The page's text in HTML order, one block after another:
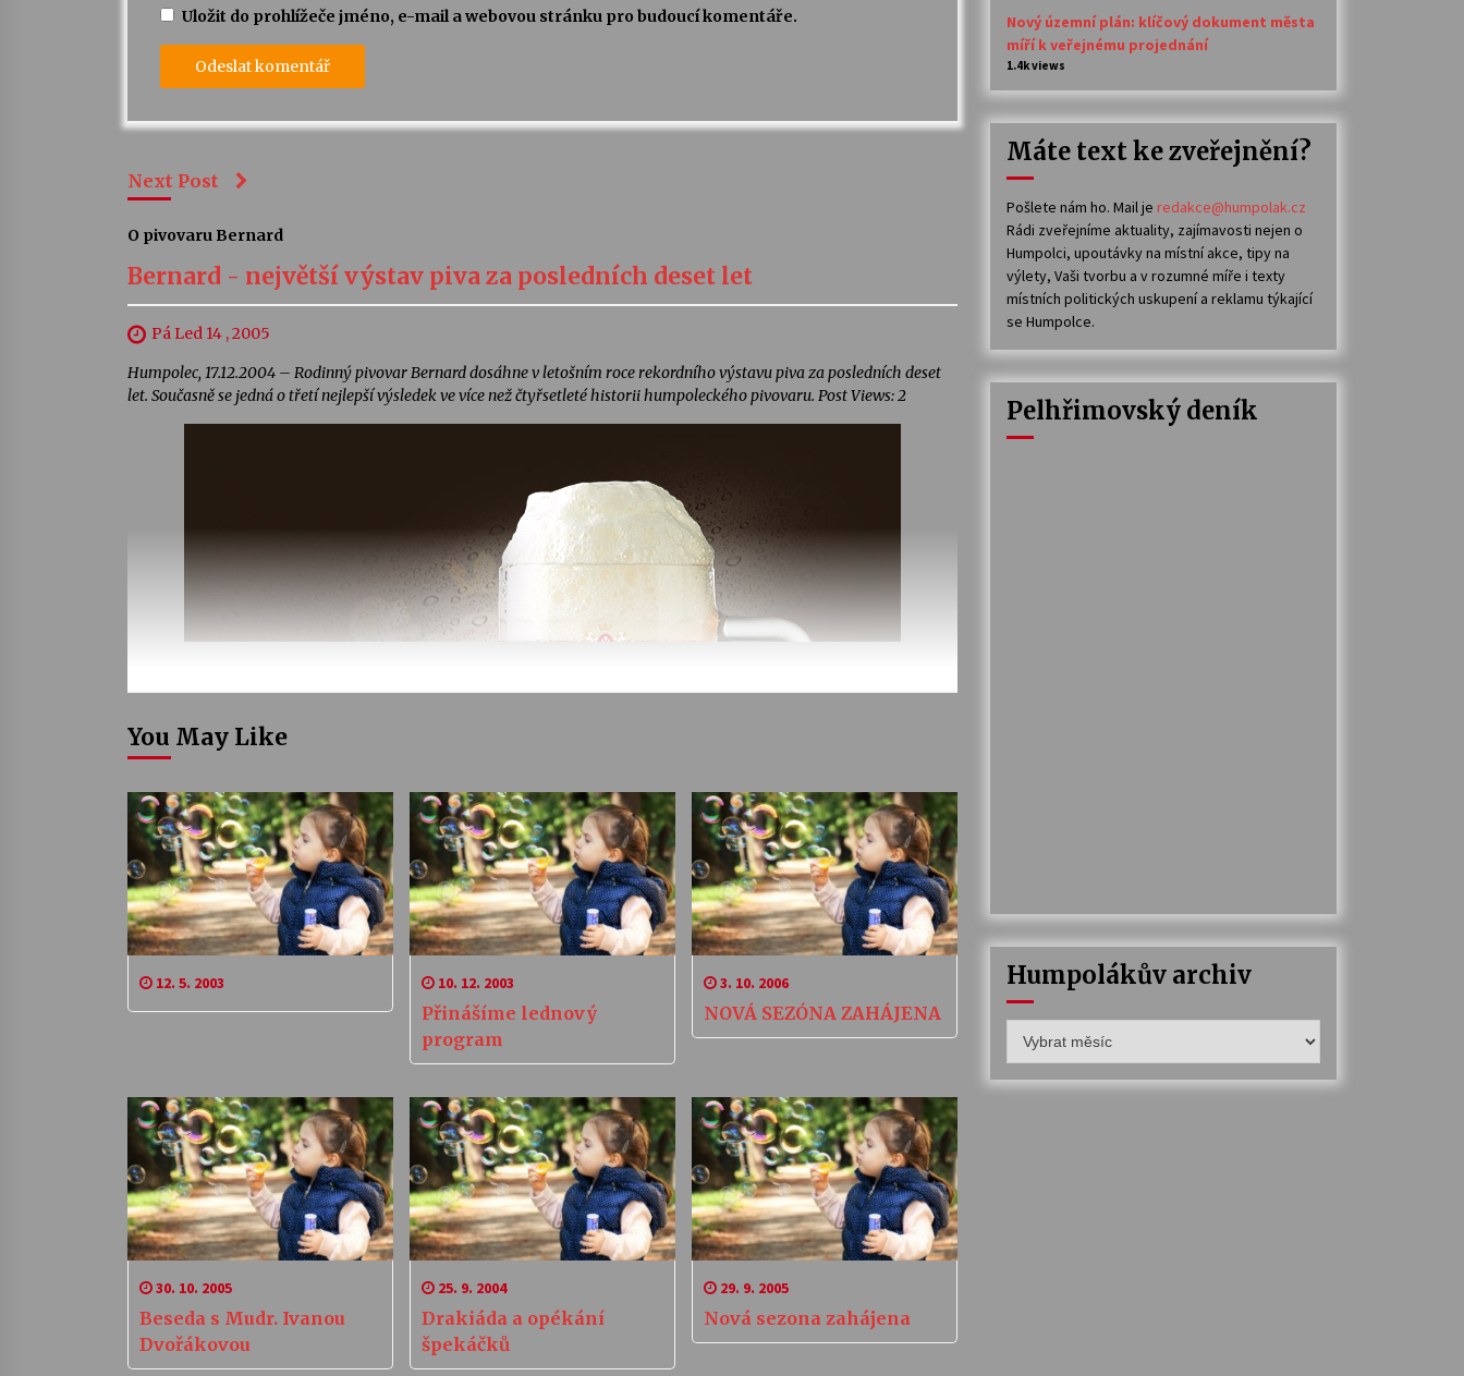
Uložit do prohlížeče jméno, e-mail a webovou stránku pro budoucí komentáře.
Next Post
O pivovaru Bernard
Bernard - největší výstav piva za posledních deset let
Pá Led 14 , 2005
Humpolec, 17.12.2004 – Rodinný pivovar Bernard dosáhne v letošním roce rekordního výstavu piva za posledních deset
let. Současně se jedná o třetí nejlepší výsledek ve více než čtyřsetleté historii humpoleckého pivovaru. Post Views: 2
You May Like
12. 5. 2003 10. 12. 2003
Přinášíme lednový
program
3. 10. 2006
NOVÁ SEZÓNA ZAHÁJENA
30. 10. 2005
Beseda s Mudr. Ivanou
Dvořákovou
25. 9. 2004
Drakiáda a opékání
špekáčků
29. 9. 2005
Nová sezona zahájena
Nový územní plán: klíčový dokument města
míří k veřejnému projednání
1.4k views
Máte text ke zveřejnění?
Pošlete nám ho. Mail je redakce@humpolak.cz
Rádi zveřejníme aktuality, zajímavosti nejen o
Humpolci, upoutávky na místní akce, tipy na
výlety, Vaši tvorbu a v rozumné míře i texty
místních politických uskupení a reklamu týkající
se Humpolce.
Pelhřimovský deník
Humpolákův archiv
archiv